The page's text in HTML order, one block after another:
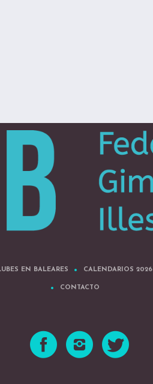
EN BALEARES CALENDARIOS 2026
CONTACTO